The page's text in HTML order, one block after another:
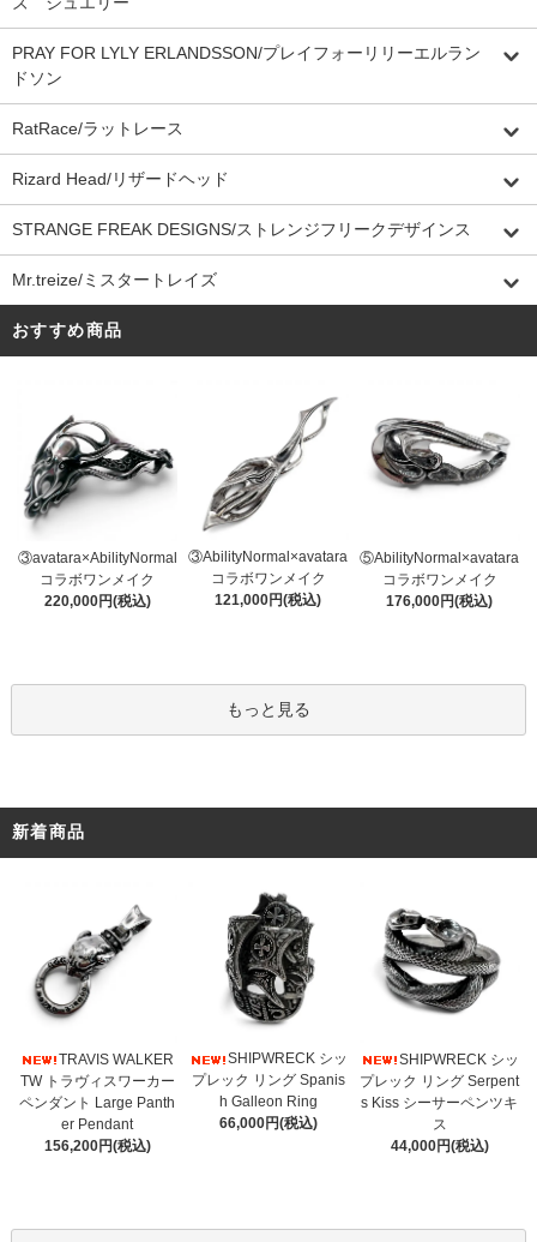
PRAY FOR LYLY ERLANDSSON/プレイフォーリリーエルラン
ドソン
RatRace/ラットレース
Rizard Head/リザードヘッド
STRANGE FREAK DESIGNS/ストレンジフリークデザインス
Mr.treize/ミスタートレイズ
おすすめ商品
③avatara×AbilityNormal
コラボワンメイク
220,000円(税込)
③AbilityNormal×avatara
コラボワンメイク
121,000円(税込)
⑤AbilityNormal×avatara
コラボワンメイク
176,000円(税込)
もっと見る
新着商品
TRAVIS WALKER
TW トラヴィスワーカー
ペンダント Large Panth
er Pendant
156,200円(税込)
SHIPWRECK シッ
プレック リング Spanis
h Galleon Ring
66,000円(税込)
SHIPWRECK シッ
プレック リング Serpent
s Kiss シーサーペンツキ
ス
44,000円(税込)